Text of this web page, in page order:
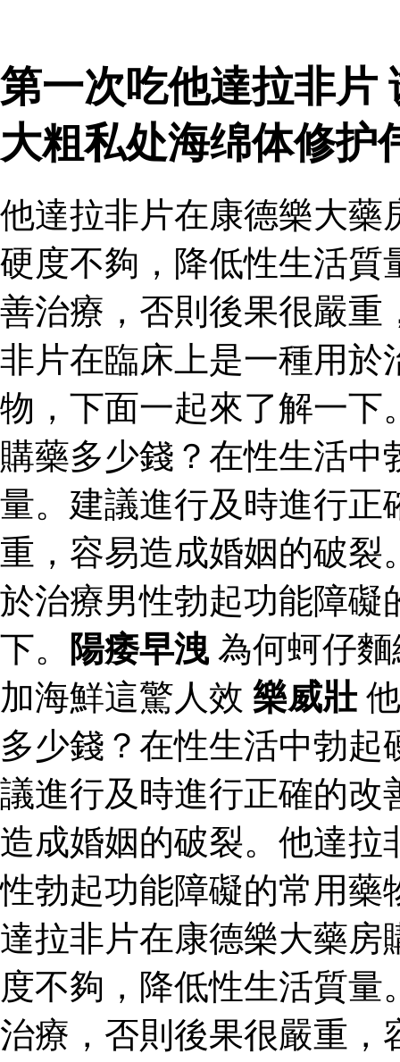
第一次吃他達拉非片
大粗私处海绵体修护
他達拉非片在康德樂大藥
硬度不夠，降低性生活質
善治療，否則後果很嚴重
非片在臨床上是一種用於
物，下面一起來了解一下
購藥多少錢？在性生活
量。建議進行及時進行正
重，容易造成婚姻的破裂
於治療男性勃起功能障礙
下。
陽痿早洩 為何蚵仔
加海鮮這驚人效 樂威壯
多少錢？在性生活中勃
議進行及時進行正確的改
造成婚姻的破裂。他達拉
性勃起功能障礙的常用藥
達拉非片在康德樂大藥房
度不夠，降低性生活質
治療，否則後果很嚴重，